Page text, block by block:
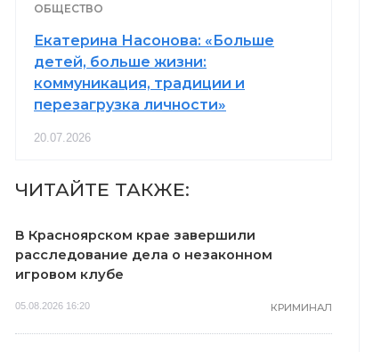
ОБЩЕСТВО
Екатерина Насонова: «Больше
детей, больше жизни:
коммуникация, традиции и
перезагрузка личности»
20.07.2026
ЧИТАЙТЕ ТАКЖЕ:
В Красноярском крае завершили
расследование дела о незаконном
игровом клубе
05.08.2026 16:20 КРИМИНАЛ